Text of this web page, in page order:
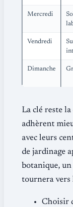
Mercredi
Vendredi
Dimanche
La clé reste
adhèrent
avec leurs
de jardinage
botanique, un
tournera vers
Choisir